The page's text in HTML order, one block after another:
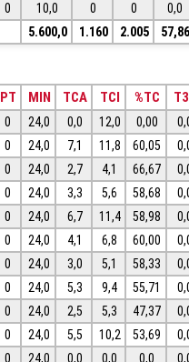
0 10,0 0 0
0,0
5.600,0 1.160 2.005 57,86
PT MIN TCA TCI %TC
0 24,0 0,0 12,0 0,00
0 24,0 7,1 11,8 60,05
0 24,0 2,7 4,1 66,67
0 24,0 3,3 5,6 58,68
0 24,0 6,7 11,4 58,98
0 24,0 4,1 6,8 60,00
0 24,0 3,0 5,1 58,33
0 24,0 5,3 9,4 55,71
0 24,0 2,5 5,3 47,37
0 24,0 5,5 10,2 53,69
0 24,0 0,0 0,0 0,0